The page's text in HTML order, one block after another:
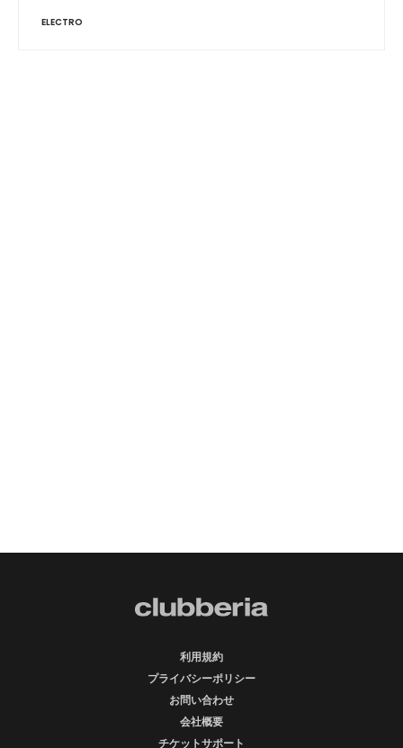
ELECTRO
利用規約
プライバシーポリシー
お問い合わせ
会社概要
チケットサポート